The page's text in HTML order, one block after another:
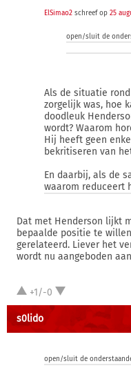
ElSimao2 schreef op 25
open/sluit de
Als de situatie
zorgelijk was, hoe
doodleuk
wordt? Waarom
Hij heeft geen
bekritiseren van
En daarbij, als de
waarom reduceert
Dat met Henderson lijkt
bepaalde positie te
gerelateerd. Liever het
wordt nu aangeboden
+1/-0
s0lido
open/sluit de